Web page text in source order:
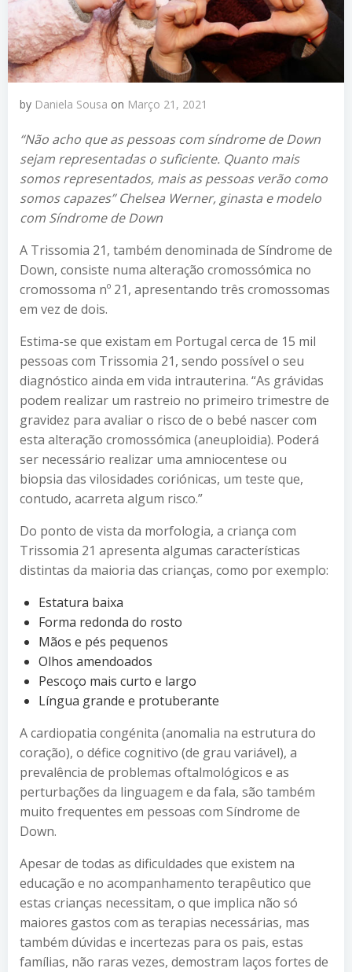
by Daniela Sousa on Março 21, 2021
“Não acho que as pessoas com síndrome de Down
sejam representadas o suficiente. Quanto mais
somos representados, mais as pessoas verão como
somos capazes” Chelsea Werner, ginasta e modelo
com Síndrome de Down
A Trissomia 21, também denominada de Síndrome de
Down, consiste numa alteração cromossómica no
cromossoma nº 21, apresentando três cromossomas
em vez de dois.
Estima-se que existam em Portugal cerca de 15 mil
pessoas com Trissomia 21, sendo possível o seu
diagnóstico ainda em vida intrauterina. “As grávidas
podem realizar um rastreio no primeiro trimestre de
gravidez para avaliar o risco de o bebé nascer com
esta alteração cromossómica (aneuploidia). Poderá
ser necessário realizar uma amniocentese ou
biopsia das vilosidades coriónicas, um teste que,
contudo, acarreta algum risco.”
Do ponto de vista da morfologia, a criança com
Trissomia 21 apresenta algumas características
distintas da maioria das crianças, como por exemplo:
Estatura baixa
Forma redonda do rosto
Mãos e pés pequenos
Olhos amendoados
Pescoço mais curto e largo
Língua grande e protuberante
A cardiopatia congénita (anomalia na estrutura do
coração), o défice cognitivo (de grau variável), a
prevalência de problemas oftalmológicos e as
perturbações da linguagem e da fala, são também
muito frequentes em pessoas com Síndrome de
Down.
Apesar de todas as dificuldades que existem na
educação e no acompanhamento terapêutico que
estas crianças necessitam, o que implica não só
maiores gastos com as terapias necessárias, mas
também dúvidas e incertezas para os pais, estas
famílias, não raras vezes, demostram laços fortes de